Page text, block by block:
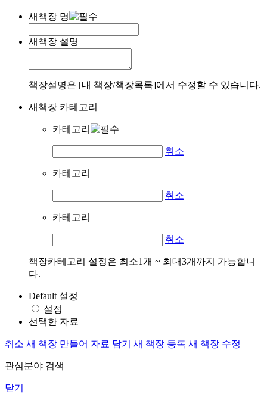
새책장 명
새책장 설명
책장설명은 [내 책장/책장목록]에서 수정할 수 있습니다.
새책장 카테고리
카테고리
취소
카테고리
취소
카테고리
취소
책장카테고리 설정은 최소1개 ~ 최대3개까지 가능합니
다.
Default 설정
설정
선택한 자료
취소 새 책장 만들어 자료 담기 새 책장 등록 새 책장 수정
관심분야 검색
닫기